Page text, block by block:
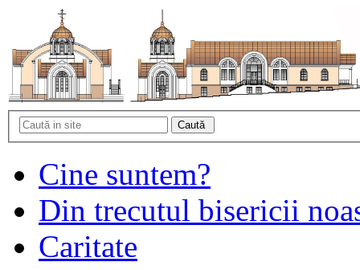
Cine suntem?
Din trecutul bisericii
Caritate